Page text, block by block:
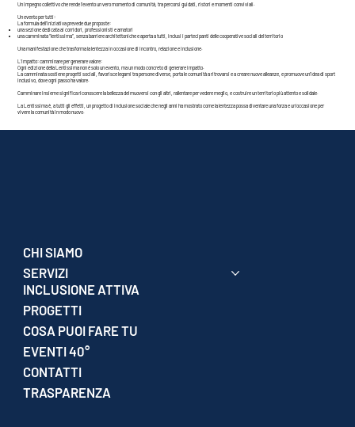
Un impegno collettivo che rende l’evento un vero momento di comunità, tra percorsi guidati, ristori e momenti conviviali.
Un evento per tutti:
La formula dell’iniziativa prevede due proposte:
una sezione dedicata ai corridori, professionisti e amatori
una camminata “lentissima”, senza barriere architettoniche e aperta a tutti, inclusi i partecipanti delle cooperative sociali del territorio
Una manifestazione che trasforma la lentezza in occasione di incontro, relazione e inclusione.
L’impatto: camminare per generare valore:
Ogni edizione della Lentissima non è solo un evento, ma un modo concreto di generare impatto.
La camminata sostiene progetti sociali, favorisce legami tra persone diverse, porta le comunità a ritrovarsi e a creare nuove alleanze, e promuove un’idea di sport
inclusivo, dove ogni passo ha valore.
Camminare insieme significa riconoscere la bellezza del muoversi con gli altri, rallentare per vedere meglio, e costruire un territorio più attento e solidale.
La Lentissima è, a tutti gli effetti, un progetto di inclusione sociale che negli anni ha mostrato come la lentezza possa diventare una forza e un’occasione per
vivere la comunità in modo nuovo.
CHI SIAMO
SERVIZI
INCLUSIONE ATTIVA
PROGETTI
COSA PUOI FARE TU
EVENTI 40°
CONTATTI
TRASPARENZA